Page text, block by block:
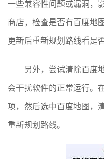
一些兼容性问题或漏洞，
商店，检查是否有百度地
更新后重新规划路线看是
另外，尝试清除百度
会干扰软件的正常运行。
项，然后选中百度地图，
重新规划路线。